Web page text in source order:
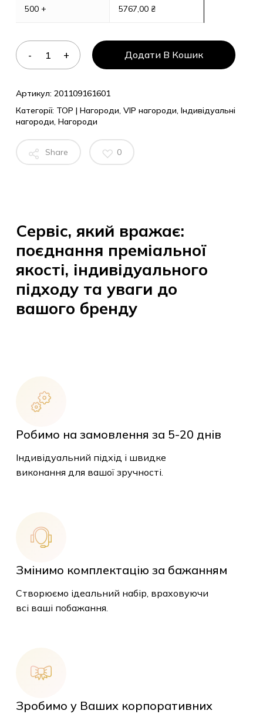
500 + 5767,00 ₴
Додати В Кошик
Артикул: 201109161601
Категорії: TOP | Нагороди, VIP нагороди, Індивідуальні
нагороди, Нагороди
Share 0
Сервіс, який вражає:
поєднання преміальної
якості, індивідуального
підходу та уваги до
вашого бренду
Робимо на замовлення за 5-20 днів
Індивідуальний підхід і швидке
виконання для вашої зручності.
Змінимо комплектацію за бажанням
Створюємо ідеальний набір, враховуючи
всі ваші побажання.
Зробимо у Ваших корпоративних